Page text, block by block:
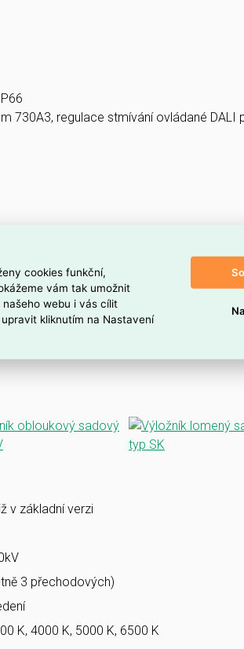
730A3, regulace stmívání ovládané DALI
v základní verzi
3 přechodových)
K, 4000 K, 5000 K, 6500 K
cookies funkční,
vám tak umožnit
webu i vás cílit
kliknutím na Nastavení